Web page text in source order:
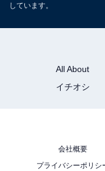
しています。
All About
イチオシ
会社概要
プライバシーポリシ